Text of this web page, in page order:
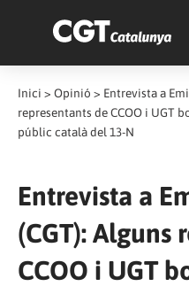
Inici > Opinió > Entrevista a
representants de CCOO i UGT
públic català del 13-N
Entrevista a
(CGT): Alguns
CCOO i UGT